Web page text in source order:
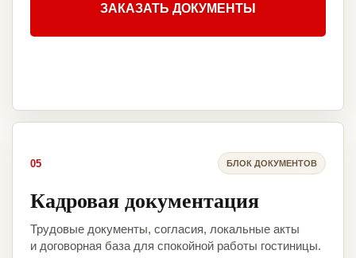
ЗАКАЗАТЬ ДОКУМЕНТЫ
05 БЛОК ДОКУМЕНТОВ
Кадровая документация
Трудовые документы, согласия, локальные акты
и договорная база для спокойной работы гостиницы.